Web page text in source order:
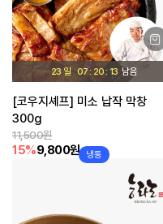
23 일 07 20 12
[코우지셰프] 미소 납작 막창
300g
11,500원
15%9,800원 냉동